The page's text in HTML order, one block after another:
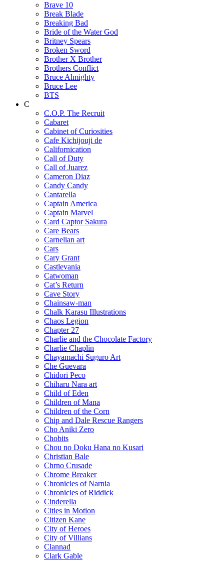
Brave 10
Break Blade
Breaking Bad
Bride of the Water God
Britney Spears
Broken Sword
Brother X Brother
Brothers Conflict
Bruce Almighty
Bruce Lee
BTS
C
C.O.P. The Recruit
Cabaret
Cabinet of Curiosities
Cafe Kichijouji de
Californication
Call of Duty
Call of Juarez
Cameron Diaz
Candy Candy
Cantarella
Captain America
Captain Marvel
Card Captor Sakura
Care Bears
Carnelian art
Cars
Cary Grant
Castlevania
Catwoman
Cat’s Return
Cave Story
Chainsaw-man
Chalk Karasu Illustrations
Chaos Legion
Chapter 27
Charlie and the Chocolate Factory
Charlie Chaplin
Chayamachi Suguro Art
Che Guevara
Chidori Peco
Chiharu Nara art
Child of Eden
Children of Mana
Children of the Corn
Chip and Dale Rescue Rangers
Cho Aniki Zero
Chobits
Chou no Doku Hana no Kusari
Christian Bale
Chrno Crusade
Chrome Breaker
Chronicles of Narnia
Chronicles of Riddick
Cinderella
Cities in Motion
Citizen Kane
City of Heroes
City of Villians
Clannad
Clark Gable